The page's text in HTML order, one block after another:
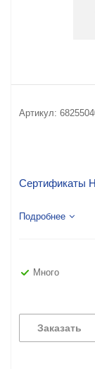
Артикул:
Сертификаты
Подробнее
Много
Заказать